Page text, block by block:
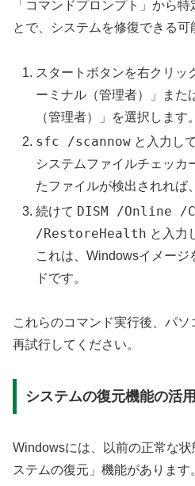
「コマンドプロンプト」から
とで、システムを修復できる可
スタートボタンを右クリッ
ーミナル（管理者）」また
（管理者）」を選択します。
sfc /scannow と入力し
システムファイルチェッカ
たファイルが検出されれば
続けて DISM /Online /
/RestoreHealth と入力
これは、Windowsイメージ
ドです。
これらのコマンド実行後、パ
再試行してください。
システムの復元機能の活用
Windowsには、以前の正常な
ステムの復元」機能があります